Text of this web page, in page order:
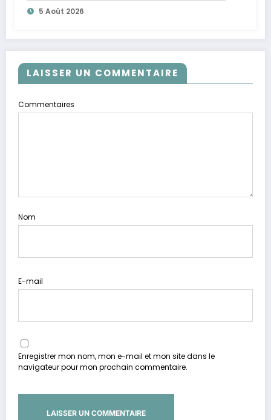
5 Août 2026
LAISSER UN COMMENTAIRE
Commentaires
Nom
E-mail
Enregistrer mon nom, mon e-mail et mon site dans le
navigateur pour mon prochain commentaire.